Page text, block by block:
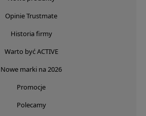
Opinie Trustmate
Historia firmy
Warto być ACTIVE
Nowe marki na 2026
Promocje
Polecamy